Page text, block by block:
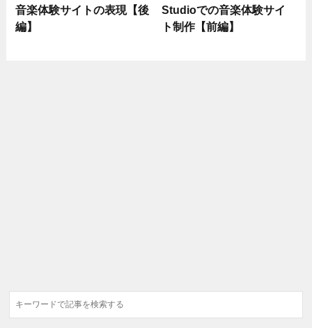
音楽体験サイトの表現【後
編】
Studioでの音楽体験サイ
ト制作【前編】
検
索